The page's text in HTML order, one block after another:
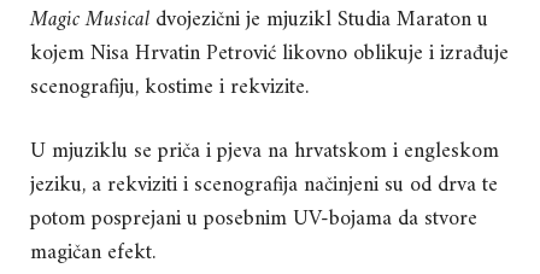
Magic Musicaldvojezični je mjuzikl Studia Maraton u
kojem Nisa Hrvatin Petrović likovno oblikuje i izrađuje
scenografiju, kostime i rekvizite.
U mjuziklu se priča i pjeva na hrvatskom i engleskom
jeziku, a rekviziti i scenografija načinjeni su od drva te
potom posprejani u posebnim UV-bojama da stvore
magičan efekt.